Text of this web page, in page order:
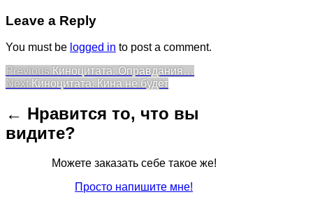
Leave a Reply
You must be logged in to post a comment.
Post
navigation
Previous Previous
post:
Киноцитата: Оправдания…
Next Next
Киноцитата: Кина не будет
← Нравится то, что вы
видите?
Можете заказать себе такое же!
Просто напишите мне!